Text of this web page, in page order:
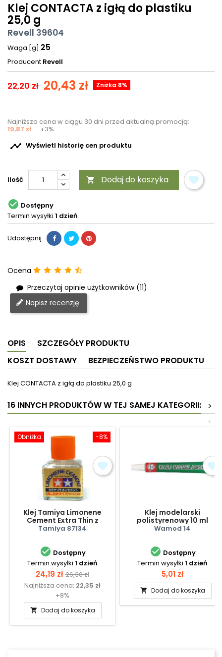
Klej CONTACTA z igłą do plastiku
25,0 g
Revell 39604
Waga [g] 25
Producent Revell
22,20 zł 20,43 zł Zniżka 8%
Najniższa cena w ciągu 30 dni przed aktualną promocją:
19,87 zł +3%
 Wyświetl historię cen produktu
Ilość  Dodaj do koszyka
 Dostępny
Termin wysyłki 1 dzień
Udostępnij
Ocena
Przeczytaj opinie użytkowników (11)
Napisz recenzję
OPIS
SZCZEGÓŁY PRODUKTU
KOSZT DOSTAWY
BEZPIECZEŃSTWO PRODUKTU
Klej CONTACTA z igłą do plastiku 25,0 g
16 INNYCH PRODUKTÓW W TEJ SAMEJ KATEGORII:
>
<
-8%
Obniżka
Klej Tamiya Limonene
Cement Extra Thin z
pędzelkiem 40 ml
Tamiya 87134
 Dostępny
Termin wysyłki 1 dzień
Cena
24,19 zł Cena
podstawowa
26,30 zł
Najniższa cena: 22,35 zł
+8%
 Dodaj do koszyka
Klej modelarski
polistyrenowy 10 ml
Wamod 14
 Dostępny
Termin wysyłki 1 dzień
Cena
5,01 zł
 Dodaj do koszyka